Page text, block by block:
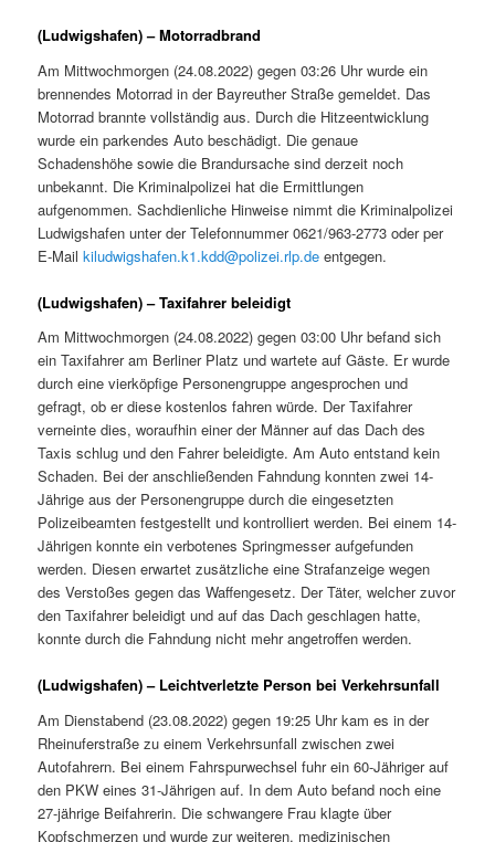
(Ludwigshafen) – Motorradbrand
Am Mittwochmorgen (24.08.2022) gegen 03:26 Uhr wurde ein
brennendes Motorrad in der Bayreuther Straße gemeldet. Das
Motorrad brannte vollständig aus. Durch die Hitzeentwicklung
wurde ein parkendes Auto beschädigt. Die genaue
Schadenshöhe sowie die Brandursache sind derzeit noch
unbekannt. Die Kriminalpolizei hat die Ermittlungen
aufgenommen. Sachdienliche Hinweise nimmt die Kriminalpolizei
Ludwigshafen unter der Telefonnummer 0621/963-2773 oder per
E-Mailkiludwigshafen.k1.kdd@polizei.rlp.de entgegen.
(Ludwigshafen) – Taxifahrer beleidigt
Am Mittwochmorgen (24.08.2022) gegen 03:00 Uhr befand sich
ein Taxifahrer am Berliner Platz und wartete auf Gäste. Er wurde
durch eine vierköpfige Personengruppe angesprochen und
gefragt, ob er diese kostenlos fahren würde. Der Taxifahrer
verneinte dies, woraufhin einer der Männer auf das Dach des
Taxis schlug und den Fahrer beleidigte. Am Auto entstand kein
Schaden. Bei der anschließenden Fahndung konnten zwei 14-
Jährige aus der Personengruppe durch die eingesetzten
Polizeibeamten festgestellt und kontrolliert werden. Bei einem 14-
Jährigen konnte ein verbotenes Springmesser aufgefunden
werden. Diesen erwartet zusätzliche eine Strafanzeige wegen
des Verstoßes gegen das Waffengesetz. Der Täter, welcher zuvor
den Taxifahrer beleidigt und auf das Dach geschlagen hatte,
konnte durch die Fahndung nicht mehr angetroffen werden.
(Ludwigshafen) – Leichtverletzte Person bei Verkehrsunfall
Am Dienstabend (23.08.2022) gegen 19:25 Uhr kam es in der
Rheinuferstraße zu einem Verkehrsunfall zwischen zwei
Autofahrern. Bei einem Fahrspurwechsel fuhr ein 60-Jähriger auf
den PKW eines 31-Jährigen auf. In dem Auto befand noch eine
27-jährige Beifahrerin. Die schwangere Frau klagte über
Kopfschmerzen und wurde zur weiteren, medizinischen